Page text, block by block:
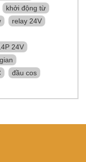
khởi động từ
relay 24V
24V
đầu cos